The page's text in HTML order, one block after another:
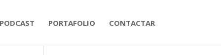
PODCAST PORTAFOLIO CONTACTAR